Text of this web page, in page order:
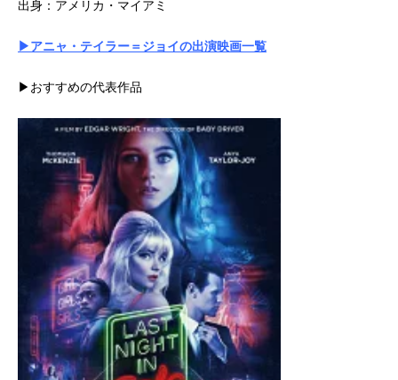
出身：アメリカ・マイアミ
▶アニャ・テイラー＝ジョイの出演映画一覧
▶おすすめの代表作品